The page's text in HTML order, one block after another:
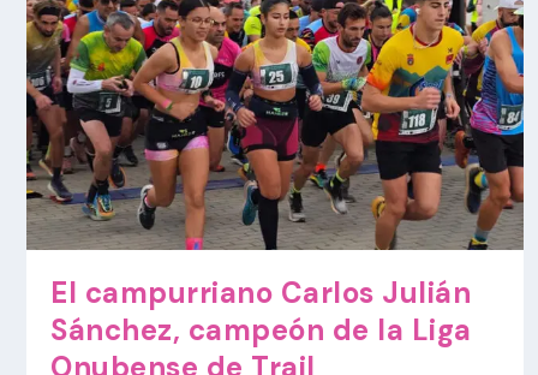
El campurriano Carlos Julián
Sánchez, campeón de la Liga
Onubense de Trail